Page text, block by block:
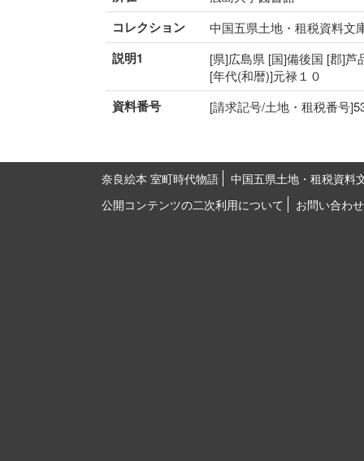
コレクション 中国五県土地・租税資料文
説明1
[県]広島県 [国]備後国 [郡]
[年代(和暦)]元禄１０
資料番号 [請求記号/土地・租税番号
奈良絵本 室町時代物語
中国五県土地・租税資料
公開コンテンツの二次利用について
お問い合わせ